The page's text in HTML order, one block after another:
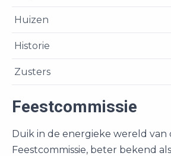
Huizen
Historie
Zusters
Feestcommissie
Duik in de energieke wereld van
Feestcommissie, beter bekend